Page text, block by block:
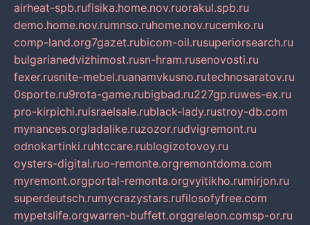
airheat-spb.rufisika.home.nov.ruorakul.spb.ru
demo.home.nov.rumnso.ruhome.nov.rucemko.ru
comp-land.org7gazet.rubicom-oil.rusuperiorsearch.ru
bulgarianedvizhimost.rusn-hram.rusenovosti.ru
fexer.rusnite-mebel.ruanamvkusno.rutechnosaratov.ru
0sporte.ru9rota-game.rubigbad.ru227gp.ruwes-ex.ru
pro-kirpichi.ruisraelsale.rublack-lady.rustroy-db.com
mynances.orgladalike.ruzozor.rudvigremont.ru
odnokartinki.ruhtccare.rublogizotovoy.ru
oysters-digital.ruo-remonte.orgremontdoma.com
myremont.orgportal-remonta.orgvyitikho.rumirjon.ru
superdeutsch.rumycrazystars.rufilosofyfree.com
mypetslife.orgwarren-buffett.orggreleon.comsp-or.ru